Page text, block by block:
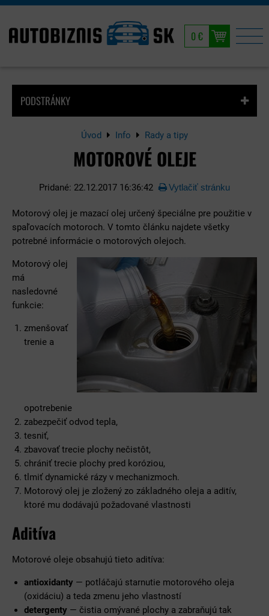
0 €
PODSTRÁNKY
Úvod Info Rady a tipy
MOTOROVÉ OLEJE
Pridané: 22.12.2017 16:36:42 Vytlačiť stránku
Motorový olej je mazací olej určený špeciálne pre použitie v
spaľovacích motoroch. V tomto článku najdete všetky
potrebné informácie o motorových olejoch.
Motorový olej
má
nasledovné
funkcie:
zmenšovať
trenie a
opotrebenie
zabezpečiť odvod tepla,
tesniť,
zbavovať trecie plochy nečistôt,
chrániť trecie plochy pred koróziou,
tlmiť dynamické rázy v mechanizmoch.
Motorový olej je zložený zo základného oleja a aditív,
ktoré mu dodávajú požadované vlastnosti
Aditíva
Motorové oleje obsahujú tieto aditíva:
antioxidanty — potláčajú starnutie motorového oleja
(oxidáciu) a teda zmenu jeho vlastností
detergenty — čistia omývané plochy a zabraňujú tak